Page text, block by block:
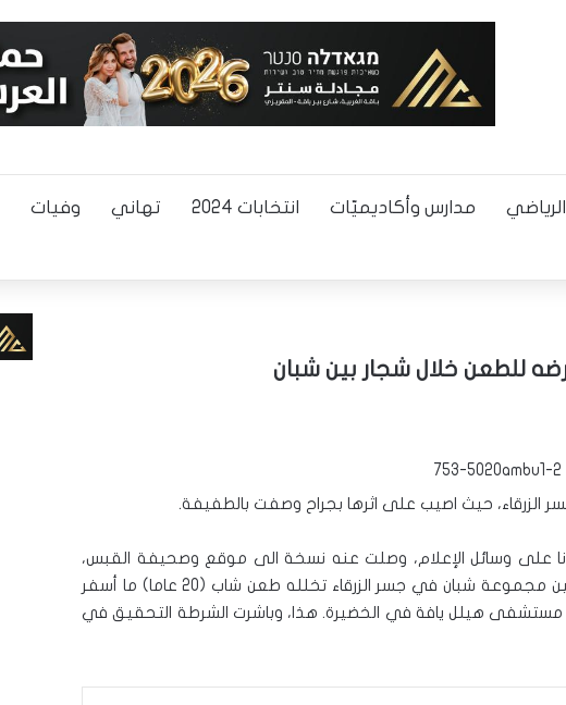
مدارس وأكاديميّات انتخابات 2024 تهاني وفيات
للطعن خلال شجار بين شبان
على وسائل الإعلام، وصلت عنه نسخة الى موقع وصحيفة القبس،
اليوم السبت، جاء فيه: “تطور شجار ، الليلة الماضية، بين مجموعة شبان في جسر الزرقاء تخلله طعن شاب (20 عاما) ما أسفر
مستشفى هيلل يافة في الخضيرة. هذا، وباشرت الشرطة التحقيق في